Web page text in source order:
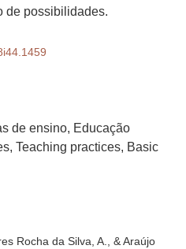
de ensino, Educação
Teaching practices, Basic
Rocha da Silva, A., & Araújo
de possibilidades.